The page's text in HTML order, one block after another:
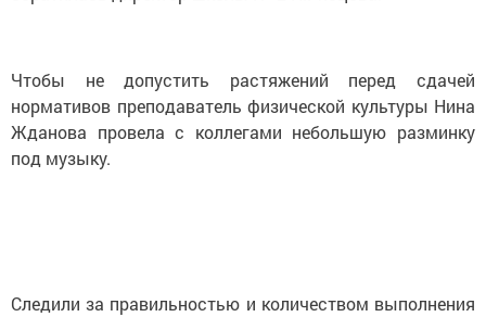
Чтобы не допустить растяжений перед сдачей
нормативов преподаватель физической культуры Нина
Жданова провела с коллегами небольшую разминку
под музыку.
Следили за правильностью и количеством выполнения